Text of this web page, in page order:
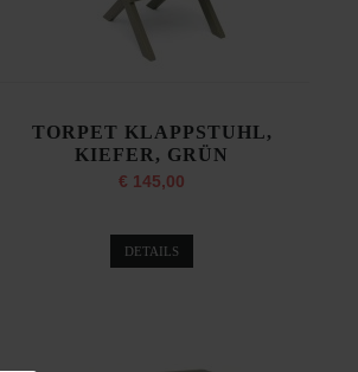
TORPET KLAPPSTUHL,
KIEFER, GRÜN
€ 145,00
DETAILS